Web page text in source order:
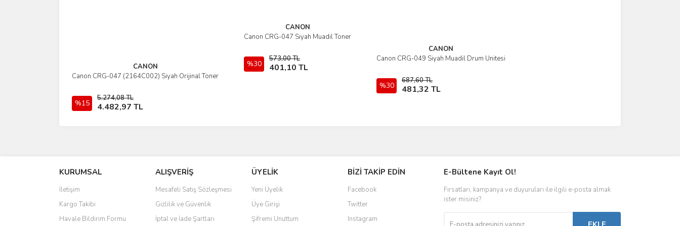
CANON
Canon CRG-047 (2164C002) Siyah Orijinal Toner
%15
5.274,08 TL
4.482,97 TL
İncele
Sepete Ekle
CANON
Canon CRG-047 Siyah Muadil Toner
%30
573,00 TL
401,10 TL
İncele
Sepete Ekle
CANON
Canon CRG-049 Siyah Muadil Drum Ünitesi
%30
687,60 TL
481,32 TL
İncele
Sepete Ekle
KURUMSAL
İletişim
Kargo Takibi
Havale Bildirim Formu
ALIŞVERİŞ
Mesafeli Satış Sözleşmesi
Gizlilik ve Güvenlik
İptal ve İade Şartları
ÜYELİK
Yeni Üyelik
Üye Girişi
Şifremi Unuttum
BİZİ TAKİP EDİN
Facebook
Twitter
Instagram
E-Bültene Kayıt Ol!
Fırsatları, kampanya ve duyuruları ile ilgili e-posta almak
ister misiniz?